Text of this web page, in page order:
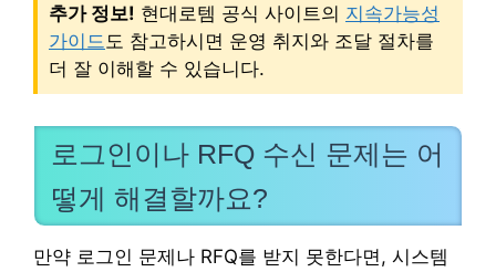
추가 정보! 현대로템 공식 사이트의 지속가능성
가이드 도 참고하시면 운영 취지와 조달 절차를
더 잘 이해할 수 있습니다.
로그인이나 RFQ 수신 문제는 어
떻게 해결할까요?
만약 로그인 문제나 RFQ를 받지 못한다면, 시스템